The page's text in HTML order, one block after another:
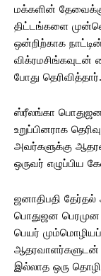
மக்களின்
திட்டங்களை
ஒன்றிற்காக
போது தெரிவித்தார்.
ஸ்ரீலங்கா பொதுஜன
உறுப்பினராக
அவர்களுக்கு
ஒருவர் எழுப்பிய
ஜனாதிபதி
பொதுஜன பெரமுன
பெயர்
ஆதரவாளர்களுடன்
இல்லாத ஒரு